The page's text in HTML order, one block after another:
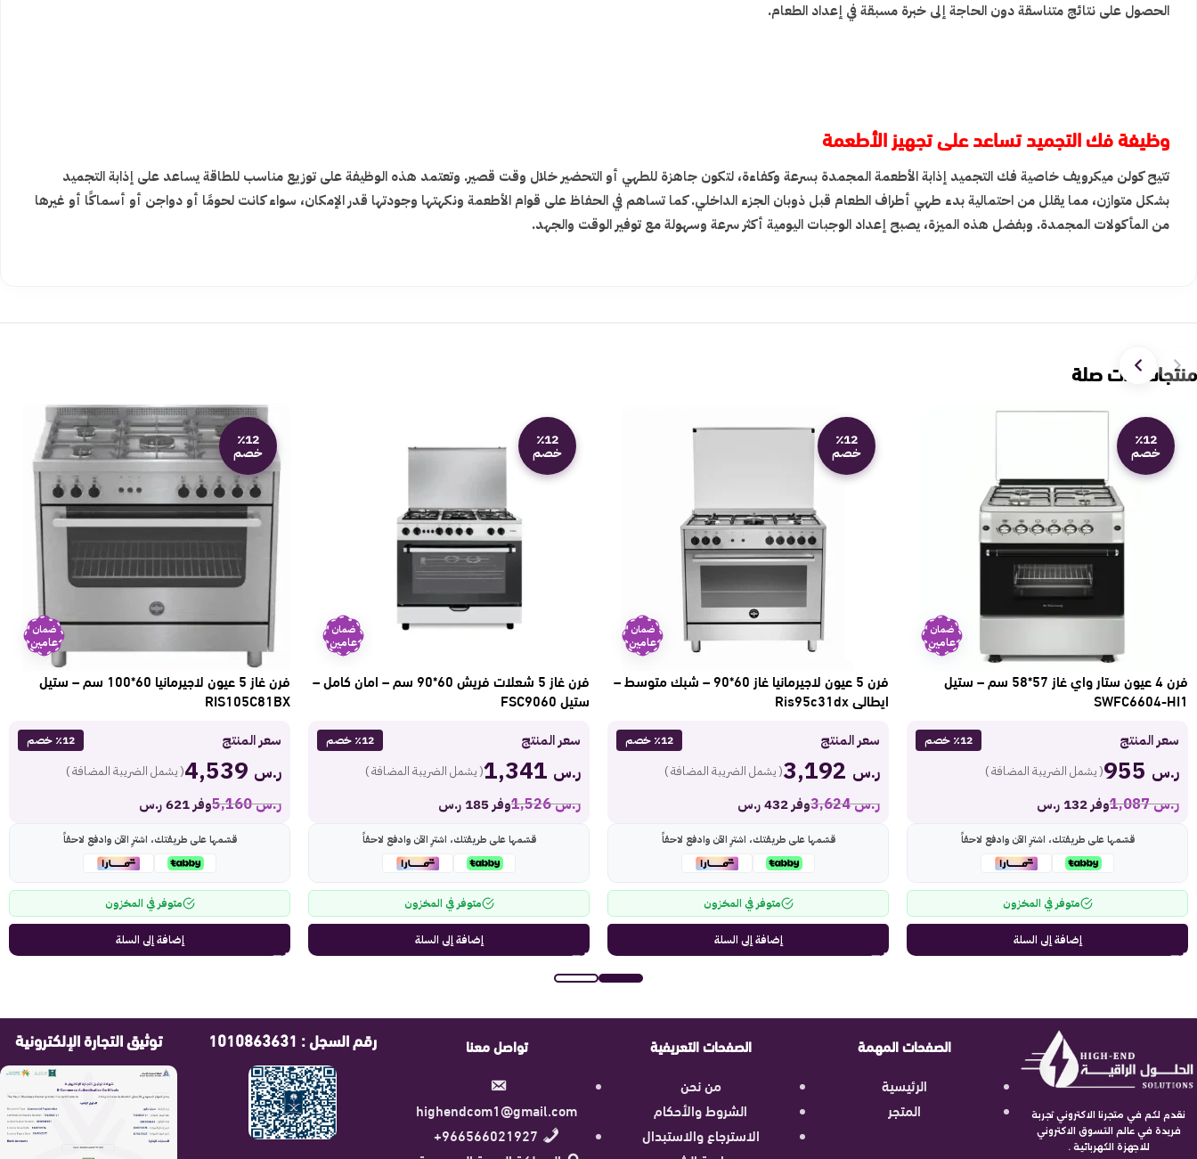
الحصول على نتائج متناسقة دون الحاجة إلى خبرة مسبقة في إعداد الطعام.
وظيفة فك التجميد تساعد على تجهيز الأطعمة
تتيح كولن ميكرويف خاصية فك التجميد إذابة الأطعمة المجمدة بسرعة وكفاءة، لتكون جاهزة للطهي أو التحضير خلال وقت قصير. وتعتمد هذه الوظيفة على توزيع مناسب للطاقة يساعد على إذابة التجميد
بشكل متوازن، مما يقلل من احتمالية بدء طهي أطراف الطعام قبل ذوبان الجزء الداخلي. كما تساهم في الحفاظ على قوام الأطعمة ونكهتها وجودتها قدر الإمكان، سواء كانت لحومًا أو دواجن أو أسماكًا أو غيرها
من المأكولات المجمدة. وبفضل هذه الميزة، يصبح إعداد الوجبات اليومية أكثر سرعة وسهولة مع توفير الوقت والجهد.
منتجات ذات صلة
٪12
خصم
ضمان
عامين
فرن 4 عيون ستار واي غاز 57*58 سم – ستيل
SWFC6604-HI1
سعر المنتج ٪12 خصم
ر.س ( يشمل الضريبة المضافة )
ر.س1,087 وفر 132 ر.س
قسّمها على طريقتك، اشترِ الآن وادفع لاحقاً
متوفر في المخزون
إضافة إلى السلة
٪12
خصم
ضمان
عامين
فرن 5 عيون لاجيرمانيا غاز 60*90 – شبك متوسط –
ايطالي Ris95c31dx
سعر المنتج ٪12 خصم
ر.س ( يشمل الضريبة المضافة )
ر.س3,624 وفر 432 ر.س
قسّمها على طريقتك، اشترِ الآن وادفع لاحقاً
متوفر في المخزون
إضافة إلى السلة
٪12
خصم
ضمان
عامين
فرن غاز 5 شعلات فريش 60*90 سم – امان كامل –
ستيل FSC9060
سعر المنتج ٪12 خصم
ر.س ( يشمل الضريبة المضافة )
ر.س1,526 وفر 185 ر.س
قسّمها على طريقتك، اشترِ الآن وادفع لاحقاً
متوفر في المخزون
إضافة إلى السلة
٪12
خصم
ضمان
عامين
فرن غاز 5 عيون لاجيرمانيا 60*100 سم – ستيل
RIS105C81BX
سعر المنتج ٪12 خصم
ر.س ( يشمل الضريبة المضافة )
ر.س5,160 وفر 621 ر.س
قسّمها على طريقتك، اشترِ الآن وادفع لاحقاً
متوفر في المخزون
إضافة إلى السلة
نقدم لكم في متجرنا الاكتروني تجربة
فريدة في عالم التسوق الاكتروني
للاجهزة الكهربائية .
الصفحات المهمة
الرئيسية
المتجر
الصفحات التعريفية
من نحن
الشروط والأحكام
الاسترجاع والاستبدال
تواصل معنا
highendcom1@gmail.com
966566021927+
رقم السجل : 1010863631 توثيق التجارة الإلكترونية